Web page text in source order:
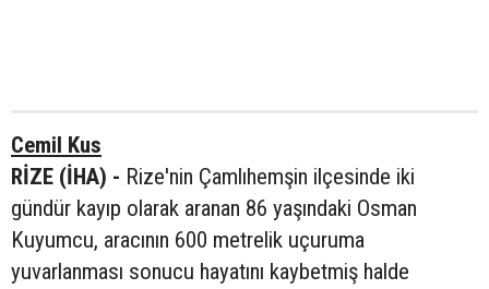
Cemil Kus
RİZE (İHA) - Rize'nin Çamlıhemşin ilçesinde iki
gündür kayıp olarak aranan 86 yaşındaki Osman
Kuyumcu, aracının 600 metrelik uçuruma
yuvarlanması sonucu hayatını kaybetmiş halde